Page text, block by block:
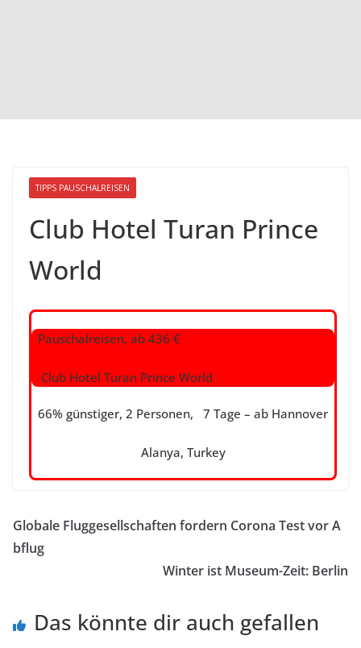
TIPPS PAUSCHALREISEN
Club Hotel Turan Prince
World
Pauschalreisen, ab 436 €
Club Hotel Turan Prince World
66% günstiger, 2 Personen, 7 Tage – ab Hannover
Alanya, Turkey
Globale Fluggesellschaften fordern Corona Test vor A
bflug
Winter ist Museum-Zeit: Berlin
Das könnte dir auch gefallen